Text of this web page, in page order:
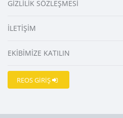
GİZLİLİK SÖZLEŞMESİ
İLETİŞİM
EKİBİMİZE KATILIN
REOS GİRİŞ